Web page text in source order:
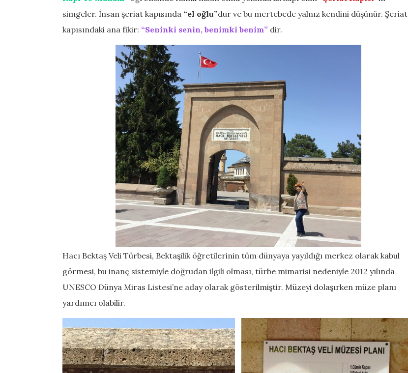
simgeler. İnsan şeriat kapısında “el oğlu”dur ve bu mertebede yalnız kendini düşünür. Şeriat
kapısındaki ana fikir: “Seninki senin, benimki benim” dir.
Hacı Bektaş Veli Türbesi, Bektaşilik öğretilerinin tüm dünyaya yayıldığı merkez olarak kabul
görmesi, bu inanç sistemiyle doğrudan ilgili olması, türbe mimarisi nedeniyle 2012 yılında
UNESCO Dünya Miras Listesi’ne aday olarak gösterilmiştir. Müzeyi dolaşırken müze planı
yardımcı olabilir.